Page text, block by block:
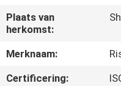
VR-
SHOW
Plaats van
herkomst:
Merknaam:
Certificering: